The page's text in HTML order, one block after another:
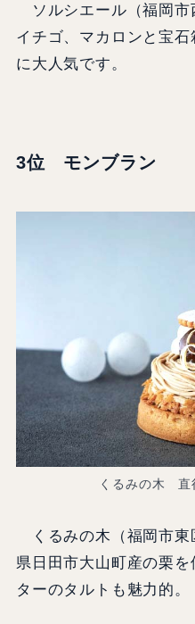
ソルシエール（福岡市
イチゴ、マカロンと宝
に大人気です。
3位 モンブラン
くるみの木
くるみの木（福岡市東
県日田市大山町産の栗
ターのタルトも魅力的。